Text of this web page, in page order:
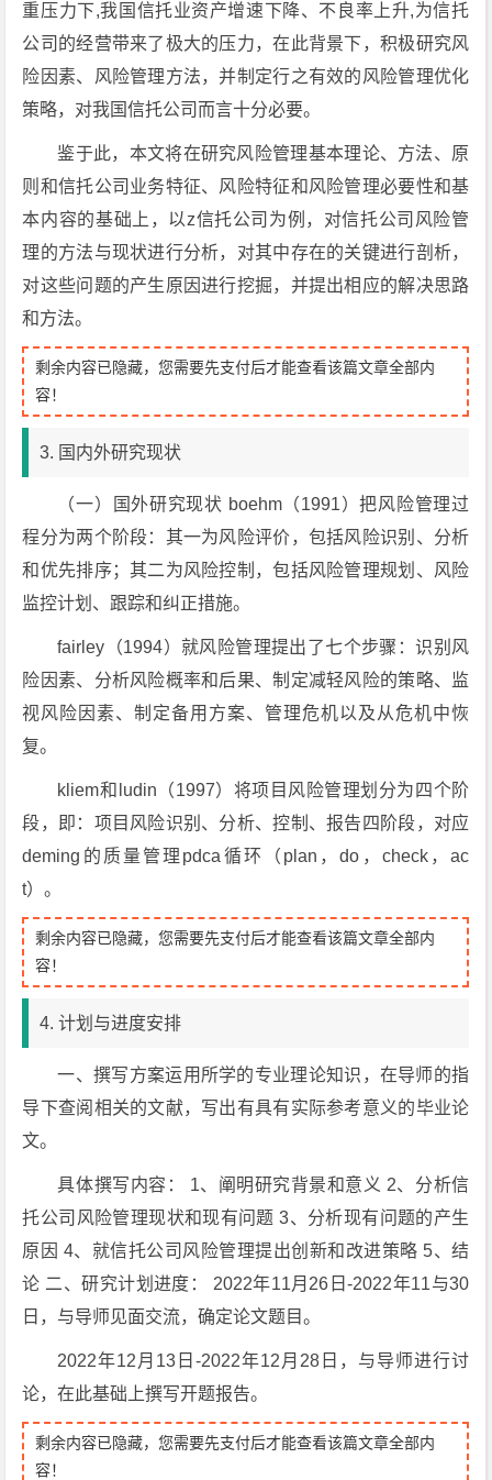
重压力下,我国信托业资产增速下降、不良率上升,为信托
公司的经营带来了极大的压力，在此背景下，积极研究风
险因素、风险管理方法，并制定行之有效的风险管理优化
策略，对我国信托公司而言十分必要。
鉴于此，本文将在研究风险管理基本理论、方法、原
则和信托公司业务特征、风险特征和风险管理必要性和基
本内容的基础上，以z信托公司为例，对信托公司风险管
理的方法与现状进行分析，对其中存在的关键进行剖析，
对这些问题的产生原因进行挖掘，并提出相应的解决思路
和方法。
剩余内容已隐藏，您需要先支付后才能查看该篇文章全部内
容！
3. 国内外研究现状
（一）国外研究现状 boehm（1991）把风险管理过
程分为两个阶段：其一为风险评价，包括风险识别、分析
和优先排序；其二为风险控制，包括风险管理规划、风险
监控计划、跟踪和纠正措施。
fairley（1994）就风险管理提出了七个步骤：识别风
险因素、分析风险概率和后果、制定减轻风险的策略、监
视风险因素、制定备用方案、管理危机以及从危机中恢
复。
kliem和ludin（1997）将项目风险管理划分为四个阶
段，即：项目风险识别、分析、控制、报告四阶段，对应
deming的质量管理pdca循环（plan，do，check，ac
t）。
剩余内容已隐藏，您需要先支付后才能查看该篇文章全部内
容！
4. 计划与进度安排
一、撰写方案运用所学的专业理论知识，在导师的指
导下查阅相关的文献，写出有具有实际参考意义的毕业论
文。
具体撰写内容： 1、阐明研究背景和意义 2、分析信
托公司风险管理现状和现有问题 3、分析现有问题的产生
原因 4、就信托公司风险管理提出创新和改进策略 5、结
论 二、研究计划进度： 2022年11月26日-2022年11与30
日，与导师见面交流，确定论文题目。
2022年12月13日-2022年12月28日，与导师进行讨
论，在此基础上撰写开题报告。
剩余内容已隐藏，您需要先支付后才能查看该篇文章全部内
容！